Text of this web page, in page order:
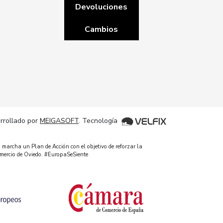
Devoluciones
Cambios
por MEIGASOFT. Tecnología
un Plan de Acción con el objetivo de reforzar la
de Oviedo. #EuropaSeSiente